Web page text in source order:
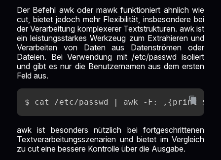
Der Befehl awk oder mawk funktioniert ähnlich wie
cut, bietet jedoch mehr Flexibilität, insbesondere bei
der Verarbeitung komplexerer Textstrukturen. awk ist
ein leistungsstarkes Werkzeug zum Extrahieren und
Verarbeiten von Daten aus Datenströmen oder
Dateien. Bei Verwendung mit /etc/passwd isoliert
und gibt es nur die Benutzernamen aus dem ersten
Feld aus.
$ cat /etc/passwd | awk -F: ‚{print
awk ist besonders nützlich bei fortgeschrittenen
Textverarbeitungsszenarien und bietet im Vergleich
zu cut eine bessere Kontrolle über die Ausgabe.